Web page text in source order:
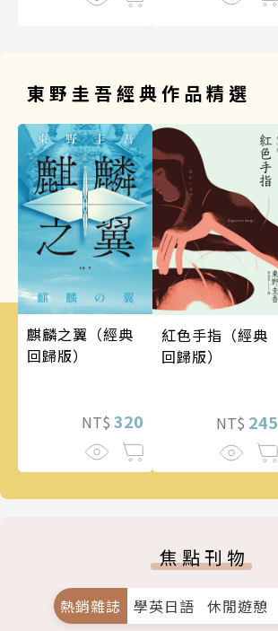
東野圭吾經典作品精選
麒麟之翼（經典
回歸版）
NT$ 320
紅色手指（經典
回歸版）
NT$ 245
焦點刊物
熱銷雜誌 學英日語 休閒遊憩